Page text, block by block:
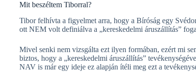
Mit beszéltem Tiborral?
Tibor felhívta a figyelmet arra, hogy a Bíróság egy
ott NEM volt definiálva a „kereskedelmi áruszállítás”
Mivel senki nem vizsgálta ezt ilyen formában, ezért mi
biztos, hogy a „kereskedelmi áruszállítás”
NAV is már egy ideje ez alapján ítéli meg ezt a